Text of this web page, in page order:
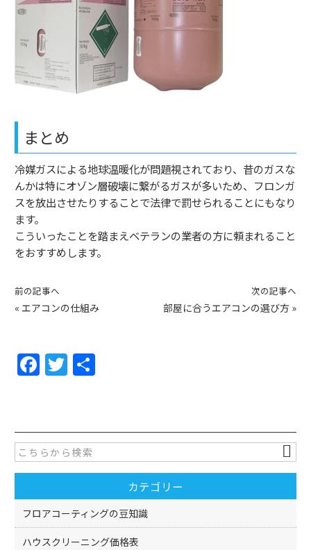
まとめ
冷媒ガスによる地球温暖化が問題視されており、昔のガスな
んかは特にオゾン層破壊に繋がるガスが多いため、フロンガ
スを放出させたりすることで法律で罰せられることにもなり
ます。
こういったことを踏まえベテランの業者の方に頼まれること
をおすすめします。
前の記事へ
« エアコンの仕組み
次の記事へ
部屋に合うエアコンの選び方 »
F
a
e
b
o
o
k
T
w
er
カテゴリー
フロアコーティングの豆知識
ハウスクリーニング価格表